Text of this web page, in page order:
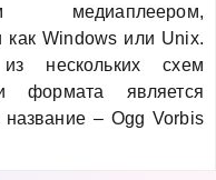
медиаплеером,
Windows или Unix.
нескольких схем
формата является
– Ogg Vorbis